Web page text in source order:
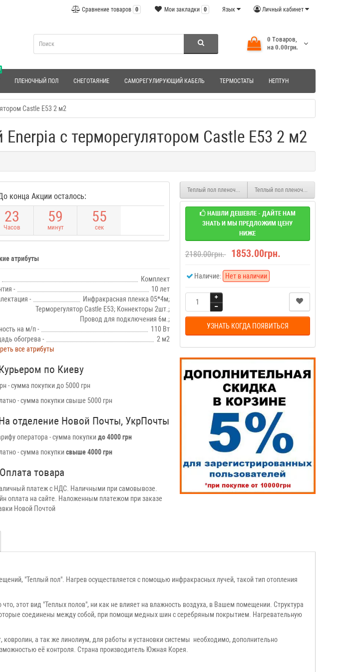
Личный кабинет
Язык
Мои закладки 0
Сравнение товаров 0
0 Tоваров,
на 0.00грн.
ПЛЕНОЧНЫЙ ПОЛ СНЕГОТАЯНИЕ САМОРЕГУЛИРУЮЩИЙ КАБЕЛЬ ТЕРМОСТАТЫ НЕПТУН
Castle E53 2 м2
с терморегулятором Castle E53 2 м2
конца Акции осталось:
23
Часов
59
минут
54
сек
атрибуты
Комплект
-
10 лет
-
Инфракрасная пленка 05*4м;
Терморегулятор Castle E53; Коннекторы 2шт.;
Провод для подключения 6м.;
на м/п -
110 Вт
обогрева -
2 м2
все атрибуты
по Киеву
- сумма покупки до 5000 грн
- сумма покупки свыше 5000 грн
отделение Новой Почты, УкрПочты
оператора - сумма покупки до 4000 грн
- сумма покупки свыше 4000 грн
Оплата товара
платеж с НДС. Наличными при самовывозе.
оплата на сайте. Наложенным платежом при заказе
Новой Почтой
Теплый пол пленочный инфракрасный Enerpia с терморегулятором
Теплый пол пленочный инфокрасный
НАШЛИ ДЕШЕВЛЕ - ДАЙТЕ НАМ
ЗНАТЬ И МЫ ПРЕДЛОЖИМ ЦЕНУ
НИЖЕ
2180.00грн. 1853.00грн.
Наличие: Нет в наличии
УЗНАТЬ КОГДА ПОЯВИТЬСЯ
"Теплый пол". Нагрев осуществляется с помощью инфракрасных лучей, такой тип отопления
этот вид "Теплых полов", ни как не влияет на влажность воздуха, в Вашем помещении. Структура
соединены между собой, при помощи медных шин с серебряным покрытием. Нагревательную
а так же линолиум, для работы и установки системы необходимо, дополнительно
её контроля. Страна производитель Южная Корея.